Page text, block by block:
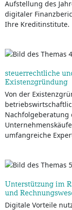
Aufstellung des
digitaler
Ihre Kreditinstitute.
steuerrechtliche
Existenzgründung
Von der
Nachfolgeberatung
umfangreiche
Unterstützung im
und
Digitale Vorteile